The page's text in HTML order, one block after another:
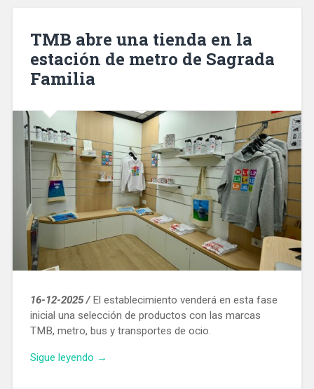
TMB abre una tienda en la
estación de metro de Sagrada
Familia
16-12-2025 /El establecimiento venderá en esta fase
inicial una selección de productos con las marcas
TMB, metro, bus y transportes de ocio.
Sigue leyendo «TMB
→